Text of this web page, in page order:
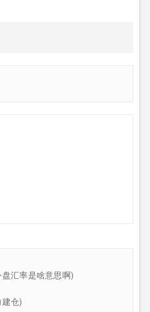
汇率是啥意思啊)
仓)